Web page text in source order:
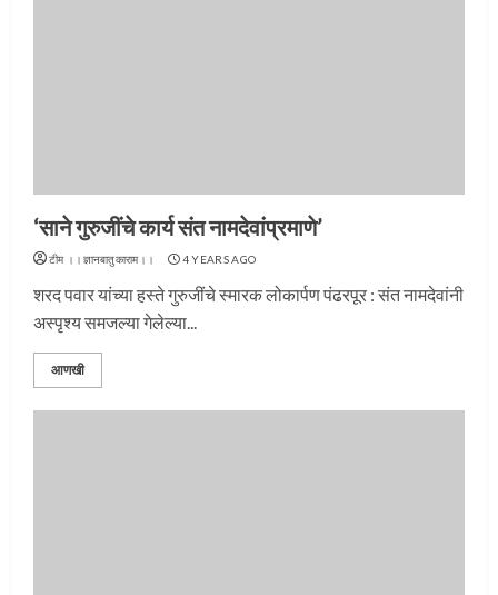
‘साने गुरुजींचे कार्य संत नामदेवांप्रमाणे’
टीम ।।ज्ञानबातुकाराम।। 4 YEARS AGO
शरद पवार यांच्या हस्ते गुरुजींचे स्मारक लोकार्पण पंढरपूर : संत नामदेवांनी
अस्पृश्य समजल्या गेलेल्या...
आणखी